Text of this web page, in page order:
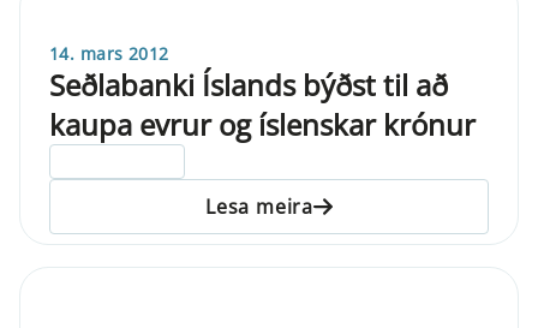
14. mars 2012
Seðlabanki Íslands býðst til að
kaupa evrur og íslenskar krónur
Lesa meira